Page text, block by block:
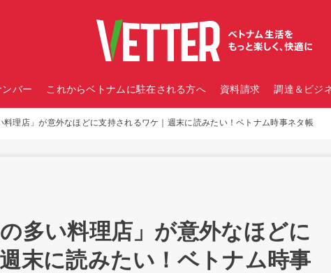
バー これからベトナムに駐在される方へ 資料請求 調達＆ビジ
料理店」が意外なほどに支持されるワケ｜週末に読みたい！ベトナム時事ネタ帳
多い料理店」が意外なほどに
末に読みたい！ベトナム時事